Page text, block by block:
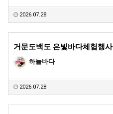
2026.07.28
거문도백도 은빛바다체험행사
하늘바다
2026.07.28